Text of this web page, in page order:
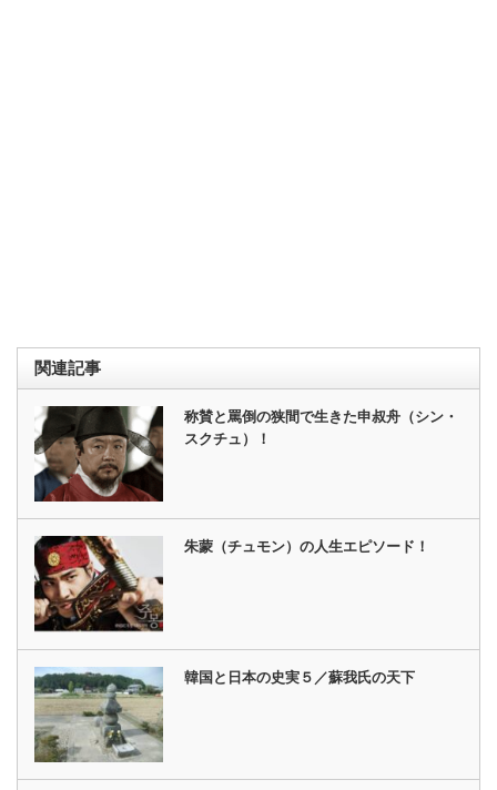
関連記事
称賛と罵倒の狭間で生きた申叔舟（シン・
スクチュ）！
朱蒙（チュモン）の人生エピソード！
韓国と日本の史実５／蘇我氏の天下